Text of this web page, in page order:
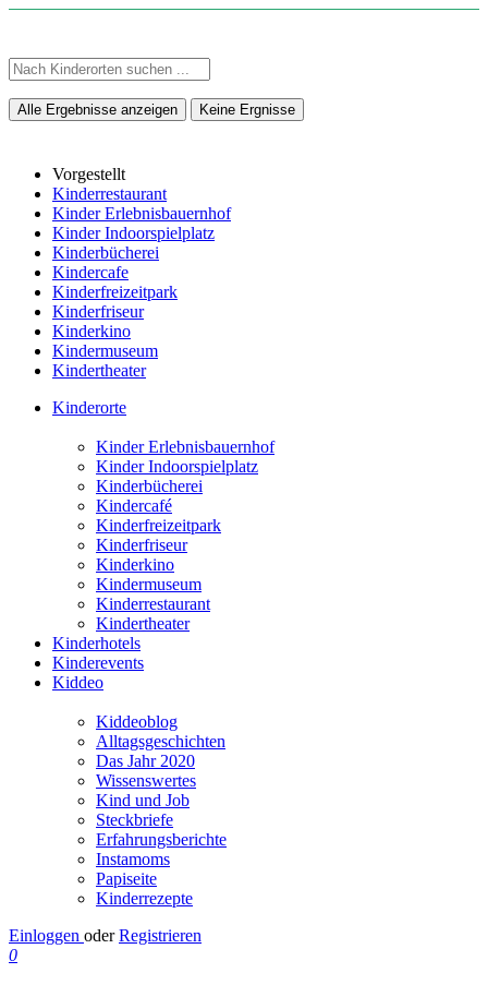
Alle Ergebnisse anzeigen Keine Ergnisse
Vorgestellt
Kinderrestaurant
Kinder Erlebnisbauernhof
Kinder Indoorspielplatz
Kinderbücherei
Kindercafe
Kinderfreizeitpark
Kinderfriseur
Kinderkino
Kindermuseum
Kindertheater
Kinderorte
Kinder Erlebnisbauernhof
Kinder Indoorspielplatz
Kinderbücherei
Kindercafé
Kinderfreizeitpark
Kinderfriseur
Kinderkino
Kindermuseum
Kinderrestaurant
Kindertheater
Kinderhotels
Kinderevents
Kiddeo
Kiddeoblog
Alltagsgeschichten
Das Jahr 2020
Wissenswertes
Kind und Job
Steckbriefe
Erfahrungsberichte
Instamoms
Papiseite
Kinderrezepte
Einloggen oder Registrieren
0